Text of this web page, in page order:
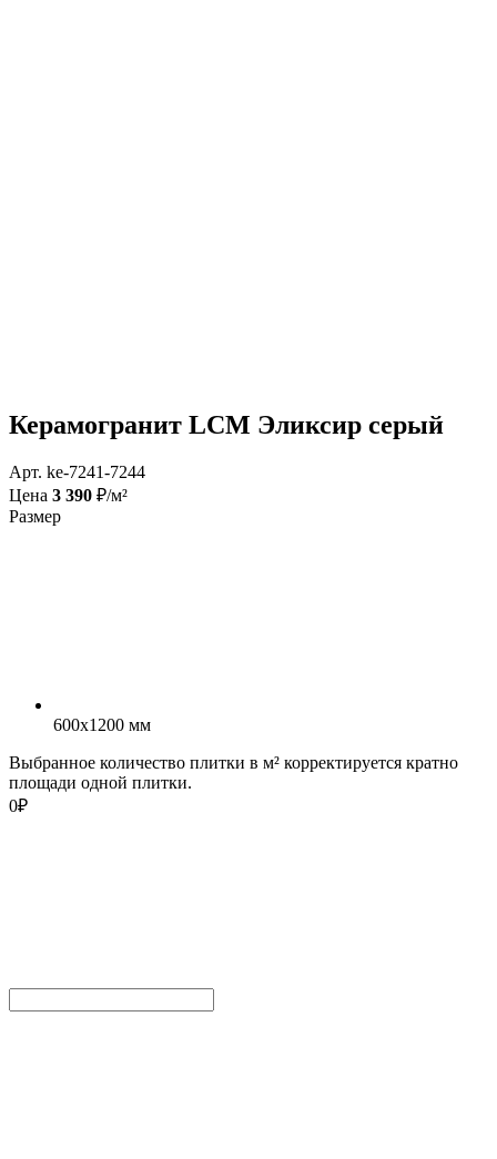
Керамогранит LCM Эликсир серый
Арт. ke-7241-7244
Цена 3 390 ₽/м²
Размер
600x1200 мм
Выбранное количество плитки в м² корректируется кратно
площади одной плитки.
0₽